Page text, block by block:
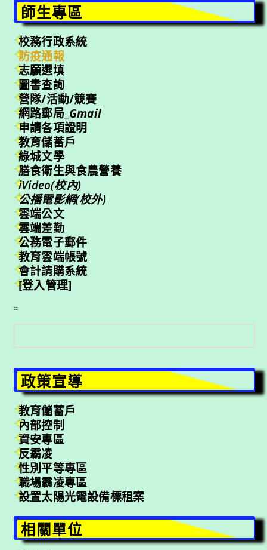
師生專區
校務行政系統
防疫通報
志願選填
圖書查詢
營隊/活動/競賽
網路郵局_ Gmail
申請各項證明
教育儲蓄戶
綠城文學
膳食衛生與食農營養
iVideo(校內)
公播電影網(校外)
雲端公文
雲端差勤
公務電子郵件
教育雲端帳號
會計請購系統
[登入管理]
:::
搜
尋
政策宣導
教育儲蓄戶
內部控制
資安專區
反霸凌
性別平等專區
職場霸凌專區
設置太陽光電設備標租案
相關單位